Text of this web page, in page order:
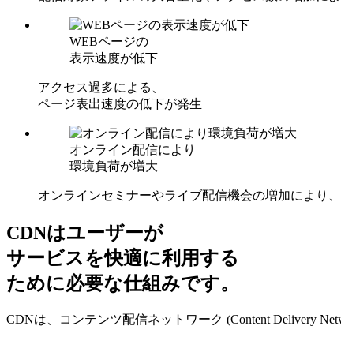
WEBページの
表示速度が低下
アクセス過多による、
ページ表出速度の低下が発生
オンライン配信により
環境負荷が増大
オンラインセミナーやライブ配信機会の増加により
CDNはユーザーが
サービスを快適に利用する
ために必要な仕組みです。
CDNは、コンテンツ配信ネットワーク (Content Delivery